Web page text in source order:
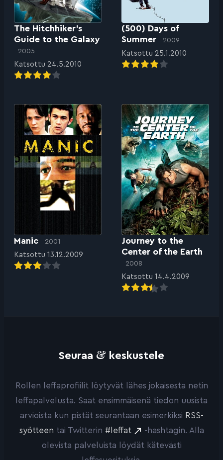
The Hitchhiker’s
Guide to the Galaxy
2005
Katsottu 24.5.2010
(500) Days of
Summer
2009
Katsottu 25.1.2010
Manic 2001
Katsottu 13.12.2009
Journey to the
Center of the Earth
2008
Katsottu 14.4.2009
Seuraa & keskustele
Rollen leffaprofiilit löytyvät lähes jokaisesta netin
leffapalvelusta. Saat ensimmäisenä tiedon uusista
arvioista kun pistät seurantaan esimerkiksi RSS-
syötteen tai Twitterin #leffat
-hashtagin. Alla
olevista palveluista löydät kätevästi